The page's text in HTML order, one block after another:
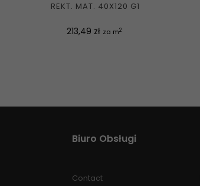
REKT. MAT. 40X120 G1
Cena
213,49 zł za m2
Biuro Obsługi
Contact